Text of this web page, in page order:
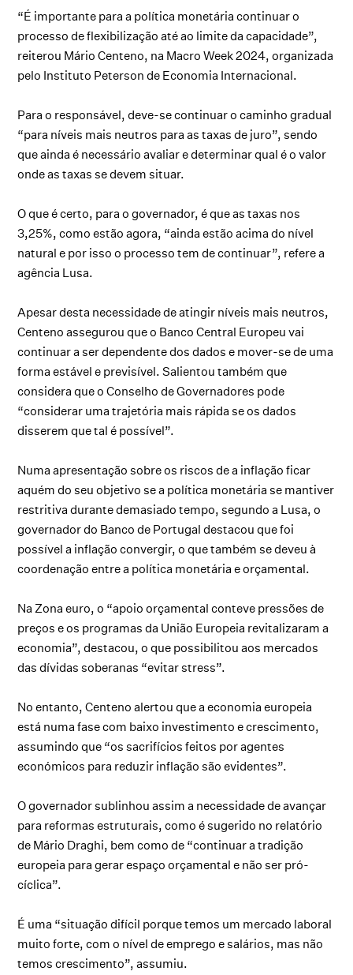
“É importante para a política monetária continuar o
processo de flexibilização até ao limite da capacidade”,
reiterou Mário Centeno, na Macro Week 2024, organizada
pelo Instituto Peterson de Economia Internacional.
Para o responsável, deve-se continuar o caminho gradual
“para níveis mais neutros para as taxas de juro”, sendo
que ainda é necessário avaliar e determinar qual é o valor
onde as taxas se devem situar.
O que é certo, para o governador, é que as taxas nos
3,25%, como estão agora, “ainda estão acima do nível
natural e por isso o processo tem de continuar”, refere a
agência Lusa.
Apesar desta necessidade de atingir níveis mais neutros,
Centeno assegurou que o Banco Central Europeu vai
continuar a ser dependente dos dados e mover-se de uma
forma estável e previsível. Salientou também que
considera que o Conselho de Governadores pode
“considerar uma trajetória mais rápida se os dados
disserem que tal é possível”.
Numa apresentação sobre os riscos de a inflação ficar
aquém do seu objetivo se a política monetária se mantiver
restritiva durante demasiado tempo, segundo a Lusa, o
governador do Banco de Portugal destacou que foi
possível a inflação convergir, o que também se deveu à
coordenação entre a política monetária e orçamental.
Na Zona euro, o “apoio orçamental conteve pressões de
preços e os programas da União Europeia revitalizaram a
economia”, destacou, o que possibilitou aos mercados
das dívidas soberanas “evitar stress”.
No entanto, Centeno alertou que a economia europeia
está numa fase com baixo investimento e crescimento,
assumindo que “os sacrifícios feitos por agentes
económicos para reduzir inflação são evidentes”.
O governador sublinhou assim a necessidade de avançar
para reformas estruturais, como é sugerido no relatório
de Mário Draghi, bem como de “continuar a tradição
europeia para gerar espaço orçamental e não ser pró-
cíclica”.
É uma “situação difícil porque temos um mercado laboral
muito forte, com o nível de emprego e salários, mas não
temos crescimento”, assumiu.